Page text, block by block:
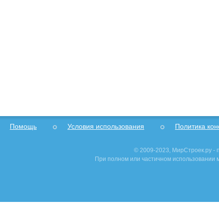
Помощь Условия использования Политика
© 2009-2023, МирСтроек.ру -
При полном или частичном использовании